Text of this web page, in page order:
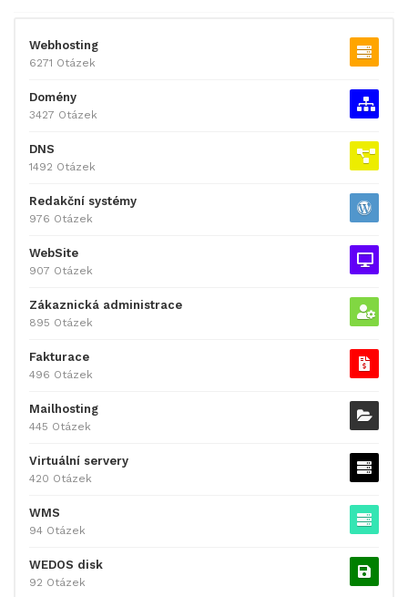
Webhosting
6271 Otázek
Domény
3427 Otázek
DNS
1492 Otázek
Redakční systémy
976 Otázek
WebSite
907 Otázek
Zákaznická administrace
895 Otázek
Fakturace
496 Otázek
Mailhosting
445 Otázek
Virtuální servery
420 Otázek
WMS
94 Otázek
WEDOS disk
92 Otázek